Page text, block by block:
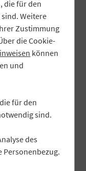
in
Walther,
Mitte und
GVB-
Friedrich vom
Walther allen
1991 im
Fusionen
begleitet und
hohem
die für den
Weitere
Zustimmung
die Cookie-
können
und
für den
sind.
des
Personenbezug.